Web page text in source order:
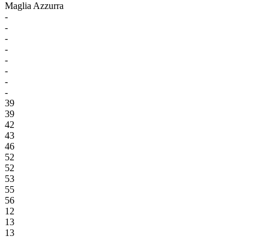
Maglia Azzurra
-
-
-
-
-
-
-
-
39
39
42
43
46
52
52
53
55
56
12
13
13